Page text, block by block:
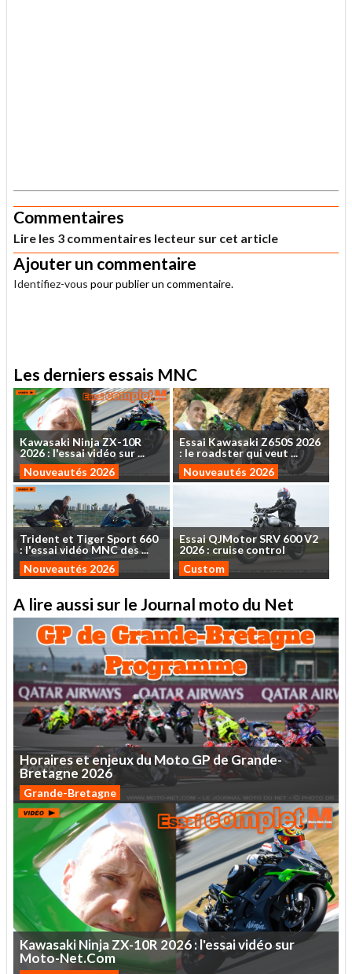
Commentaires
Lire les 3 commentaires lecteur sur cet article
Ajouter un commentaire
Identifiez-vous pour publier un commentaire.
Les derniers essais MNC
Kawasaki NinjaZX-10R
2026: l'essaividéo sur...
Nouveautés 2026
Essai Kawasaki Z650S 2026
: le roadsterquiveut ...
Nouveautés 2026
Trident et TigerSport 660
: l'essaividéo MNCdes...
Nouveautés 2026
EssaiQJMotorSRV 600V2
2026 : cruise control
Custom
A lire aussi sur le Journal moto du Net
HorairesetenjeuxduMotoGPdeGrande-
Bretagne 2026
Grande-Bretagne
KawasakiNinjaZX-10R2026:l'essaividéosur
Moto-Net.Com